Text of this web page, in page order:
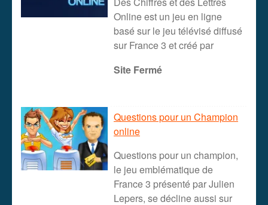
Online est un jeu en ligne
basé sur le jeu télévisé diffusé
sur France 3 et créé par
Site Fermé
Questions pour un Champion
online
Questions pour un champion,
le jeu emblématique de
France 3 présenté par Julien
Lepers, se décline aussi sur